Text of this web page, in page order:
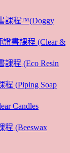
課程™(Doggy
書課程 (Clear &
程 (Eco Resin
程 (Piping Soap
Candles
程 (Beeswax